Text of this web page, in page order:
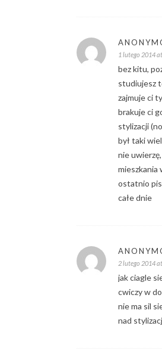
1 lutego 2014
bez kitu,
studiujesz
zajmuje ci
brakuje ci
stylizacji
był taki
nie
mieszkania
ostatnio
całe dnie
2 lutego 2014
jak ciagle
cwiczy w
nie ma sil
nad